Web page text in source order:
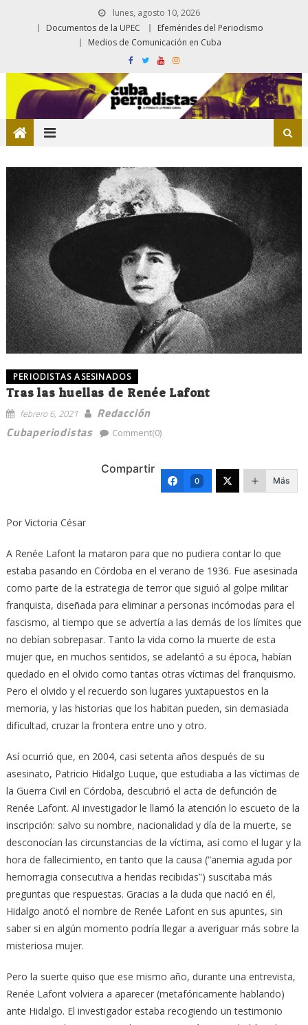
lunes, agosto 10, 2026
Documentos de la UPEC
Efemérides del Periodismo
Medios de Comunicación en Cuba
PERIODISTAS ASESINADOS
Tras las huellas de Renée Lafont
febrero 6, 2021
Redacción
Cubaperiodistas
Comment(0)
Compartir
0 Más
Por Victoria César
A Renée Lafont la mataron para que no pudiera contar lo que
estaba pasando en Córdoba en el verano de 1936. Fue asesinada
como parte de la estrategia de terror que siguió al golpe militar
franquista, diseñada para eliminar a personas incómodas para el
fascismo, al tiempo que se advertía a las demás de los límites que
no debían sobrepasar. Tanto la vida como la muerte de esta
mujer que, en muchos sentidos, se adelantó a su época, habían
quedado en el olvido como tantas otras víctimas del franquismo.
Pero el olvido y el recuerdo son lugares yuxtapuestos en la
memoria, y las historias que los habitan pueden, sin demasiada
dificultad, cruzar la frontera entre uno y otro.
Así ocurrió que, en 2004, casi setenta años después de su
asesinato, Patricio Hidalgo Luque, que estudiaba a las víctimas de
la Guerra Civil en Córdoba, descubrió el acta de defunción de
Renée Lafont. Al investigador le llamó la atención lo escueto de la
inscripción: salvo su nombre, nacionalidad y día de la muerte, se
desconocían las circunstancias de la víctima, así como el lugar y la
hora de fallecimiento, en tanto que la causa (“anemia aguda por
hemorragia consecutiva a heridas recibidas”) suscitaba más
preguntas que respuestas. Gracias a la duda que nació en él,
Hidalgo anotó el nombre de Renée Lafont en sus apuntes, sin
saber si en algún momento podría llegar a averiguar más sobre la
misteriosa mujer.
Pero la suerte quiso que ese mismo año, durante una entrevista,
Renée Lafont volviera a aparecer (metafóricamente hablando)
ante Hidalgo. El investigador estaba recogiendo un testimonio